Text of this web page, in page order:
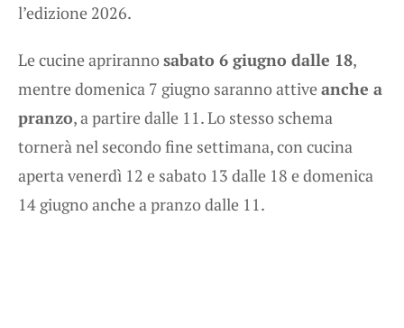
l’edizione 2026.
Le cucine aprirannosabato 6 giugno dalle 18,
mentre domenica 7 giugno saranno attiveanche a
pranzo, a partire dalle 11. Lo stesso schema
tornerà nel secondo fine settimana, con cucina
aperta venerdì 12 e sabato 13 dalle 18 e domenica
14 giugno anche a pranzo dalle 11.